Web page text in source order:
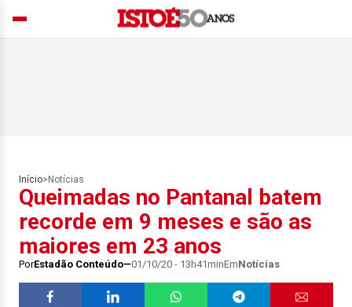
Início> Notícias
Queimadas no Pantanal batem
recorde em 9 meses e são as
maiores em 23 anos
PorEstadão Conteúdo 01/10/20 - 13h41minEmNotícias